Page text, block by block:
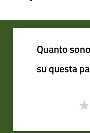
Quanto
su questa